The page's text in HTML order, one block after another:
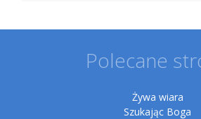
Polecane
Żywa wiara
Szukając Boga